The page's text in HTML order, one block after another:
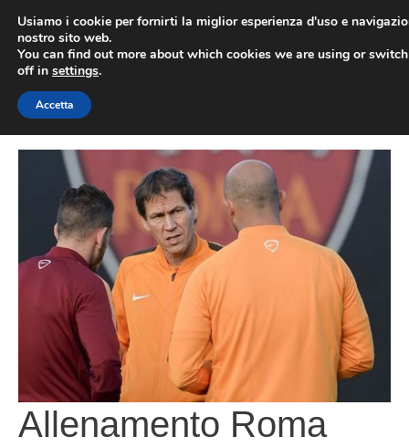
contenuto
Allenamento Roma
Usiamo i cookie per fornirti la miglior esperienza d'uso e
nostro sito web.
You can find out more about which cookies we are using or
off in settings.
Accetta